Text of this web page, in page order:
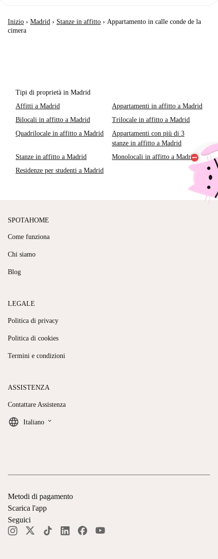
Inizio › Madrid › Stanze in affitto › Appartamento in calle conde de la
cimera
Tipi di proprietà in Madrid
Affitti a Madrid
Appartamenti in affitto a Madrid
Bilocali in affitto a Madrid
Trilocale in affitto a Madrid
Quadrilocale in affitto a Madrid
Appartamenti con più di 3
stanze in affitto a Madrid
Stanze in affitto a Madrid
Monolocali in affitto a Madrid
Residenze per studenti a Madrid
SPOTAHOME
Come funziona
Chi siamo
Blog
LEGALE
Politica di privacy
Politica di cookies
Termini e condizioni
ASSISTENZA
Contattare Assistenza
Italiano keyboard_arrow_down
Metodi di pagamento
Scarica l'app
Seguici